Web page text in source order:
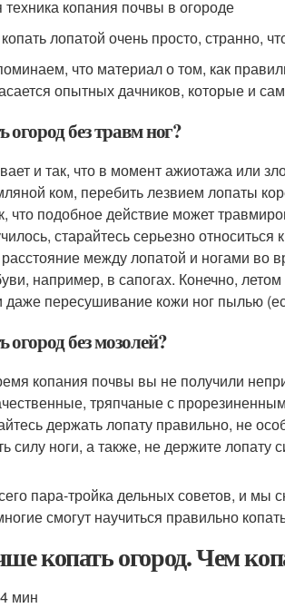
копания почвы в огороде
лопатой очень просто, странно,
что материал о том, как
опытных дачников, которые и
огород без травм ног?
и так, что в момент ажиотажа или
ком, перебить лезвием лопаты
что подобное действие может
старайтесь серьезно
между лопатой и ногами во
например, в сапогах. Конечно,
даже пересушивание кожи ног пылью
огород без мозолей?
копания почвы вы не получили
тряпчаные с
держать лопату правильно, не
силу ноги, а также, не держите лопату
пара-тройка дельных советов, и
смогут научиться правильно
копать огород. Чем
мин